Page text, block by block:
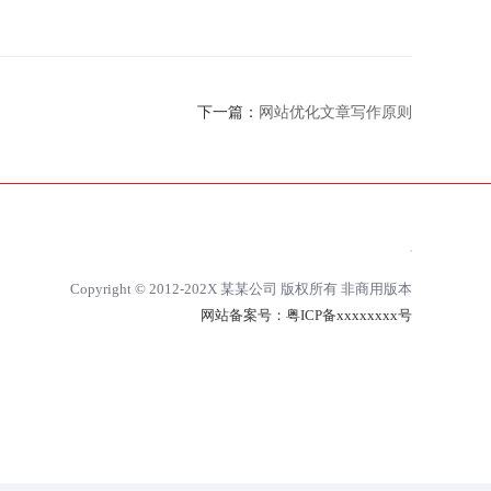
下一篇： 网站优化文章写作原则
Copyright © 2012-202X 某某公司 版权所有 非商用版本
网站备案号： 粤ICP备xxxxxxxx号